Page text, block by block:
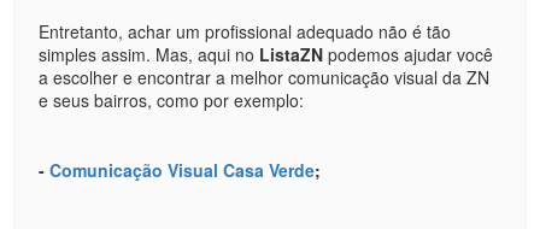
Entretanto, achar um profissional adequado não é tão
simples assim. Mas, aqui no ListaZNpodemos ajudar você
a escolher e encontrar a melhor comunicação visual da ZN
e seus bairros, como por exemplo:
-Comunicação Visual Casa Verde;